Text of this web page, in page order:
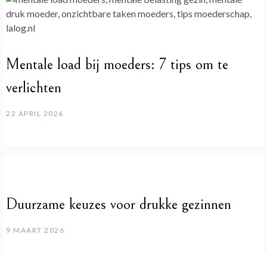
Mentale load bij moeders: 7 tips om te
verlichten
22 APRIL 2026
Duurzame keuzes voor drukke gezinnen
9 MAART 2026